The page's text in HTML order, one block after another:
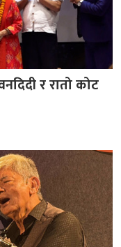
र रातो कोट